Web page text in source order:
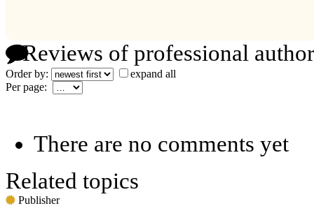
Reviews of professional
Order by:
expand all
Per page:
There are no comments yet
Related topics
Publisher